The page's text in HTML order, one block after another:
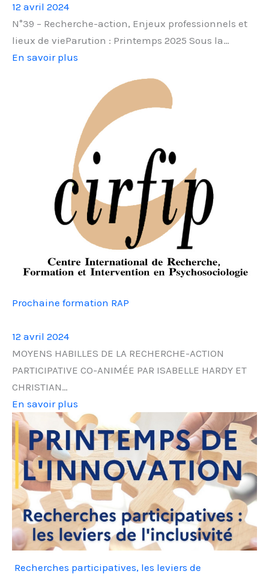
12 avril 2024
N°39 – Recherche-action, Enjeux professionnels et
lieux de vieParution : Printemps 2025 Sous la…
En savoir plus
Prochaine formation RAP
12 avril 2024
MOYENS HABILLES DE LA RECHERCHE-ACTION
PARTICIPATIVE CO-ANIMÉE PAR ISABELLE HARDY ET
CHRISTIAN…
En savoir plus
Recherches participatives, les leviers de